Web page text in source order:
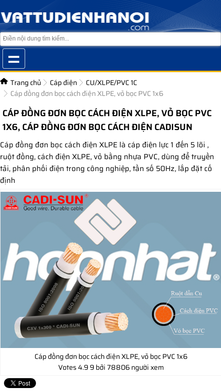
Trang chủ Cáp điện
CU/XLPE/PVC 1C
Cáp đồng đơn bọc cách điện XLPE, vỏ bọc PVC 1x6
CÁP ĐỒNG ĐƠN BỌC CÁCH ĐIỆN XLPE, VỎ BỌC PVC
1X6, CÁP ĐỒNG ĐƠN BỌC CÁCH ĐIỆN CADISUN
Cáp đồng đơn bọc cách điện XLPE là cáp điện lực 1 đến 5 lõi ,
ruột đồng, cách điện XLPE, vỏ bằng nhựa PVC, dùng để truyền
tải, phân phối điện trong công nghiệp, tần số 50Hz, lắp đặt cố
định
Cáp đồng đơn bọc cách điện XLPE, vỏ bọc PVC 1x6
Votes4.99bởi 78806 người xem